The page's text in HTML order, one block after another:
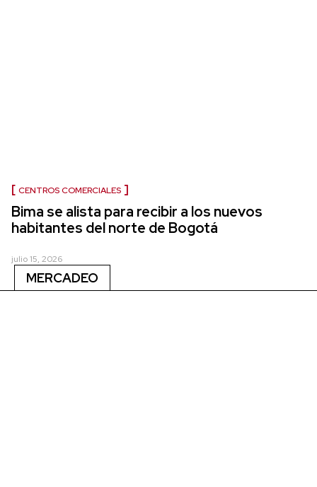
CENTROS COMERCIALES
Bima se alista para recibir a los nuevos
habitantes del norte de Bogotá
julio 15, 2026
MERCADEO